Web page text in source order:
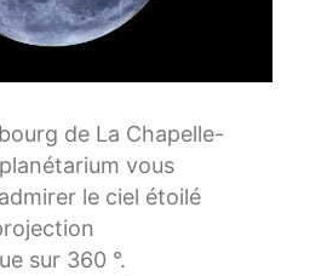
de La Chapelle-
vous
le ciel étoilé
sur 360 °.